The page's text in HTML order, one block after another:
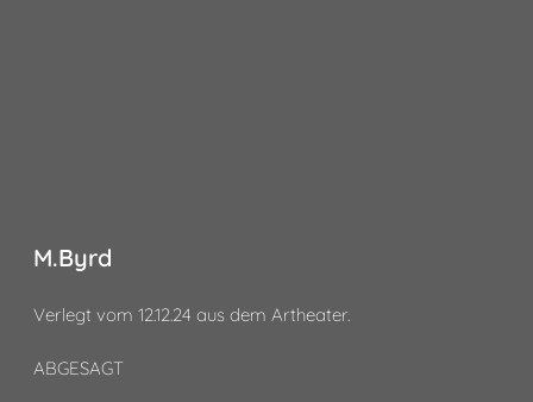
M.Byrd
Verlegt vom 12.12.24 aus dem Artheater.
ABGESAGT